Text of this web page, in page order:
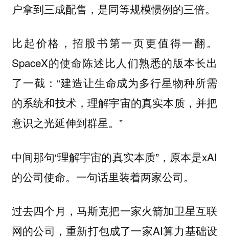
户拿到三成配售，是同等规模惯例的三倍。
比起价格，招股书第一页更值得一翻。
SpaceX的使命陈述比人们熟悉的版本长出
了一截：“建造让生命成为多行星物种所需
的系统和技术，理解宇宙的真实本质，并把
意识之光延伸到群星。”
中间那句“理解宇宙的真实本质”，原本是xAI
的公司使命。一句话里装着两家公司。
过去四个月，马斯克把一家火箭加卫星互联
网的公司，重新打包成了一家AI算力基础设